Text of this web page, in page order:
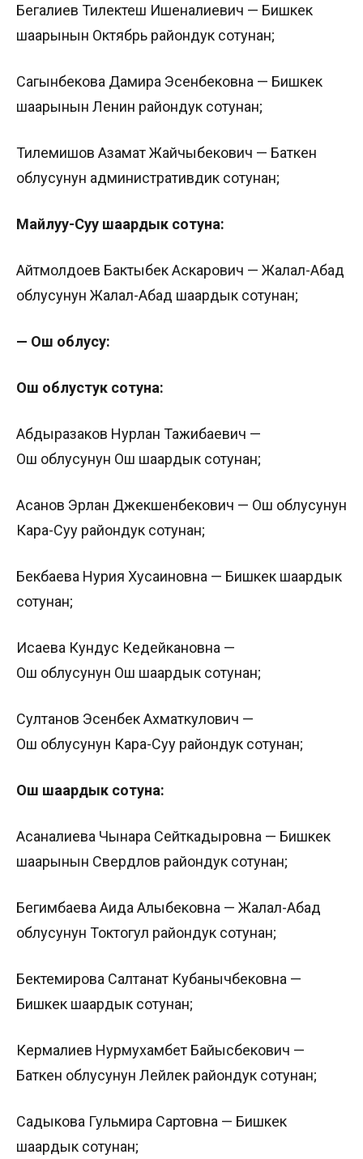
Бегалиев Тилектеш Ишеналиевич — Бишкек
шаарынын Октябрь райондук сотунан;
Сагынбекова Дамира Эсенбековна — Бишкек
шаарынын Ленин райондук сотунан;
Тилемишов Азамат Жайчыбекович — Баткен
облусунун административдик сотунан;
Майлуу-Суу шаардык сотуна:
Айтмолдоев Бактыбек Аскарович — Жалал-Абад
облусунун Жалал-Абад шаардык сотунан;
— Ош облусу:
Ош облустук сотуна:
Абдыразаков Нурлан Тажибаевич —
Ош облусунун Ош шаардык сотунан;
Асанов Эрлан Джекшенбекович — Ош облусунун
Кара-Суу райондук сотунан;
Бекбаева Нурия Хусаиновна — Бишкек шаардык
сотунан;
Исаева Кундус Кедейкановна —
Ош облусунун Ош шаардык сотунан;
Султанов Эсенбек Ахматкулович —
Ош облусунун Кара-Суу райондук сотунан;
Ош шаардык сотуна:
Асаналиева Чынара Сейткадыровна — Бишкек
шаарынын Свердлов райондук сотунан;
Бегимбаева Аида Алыбековна — Жалал-Абад
облусунун Токтогул райондук сотунан;
Бектемирова Салтанат Кубанычбековна —
Бишкек шаардык сотунан;
Кермалиев Нурмухамбет Байысбекович —
Баткен облусунун Лейлек райондук сотунан;
Садыкова Гульмира Сартовна — Бишкек
шаардык сотунан;